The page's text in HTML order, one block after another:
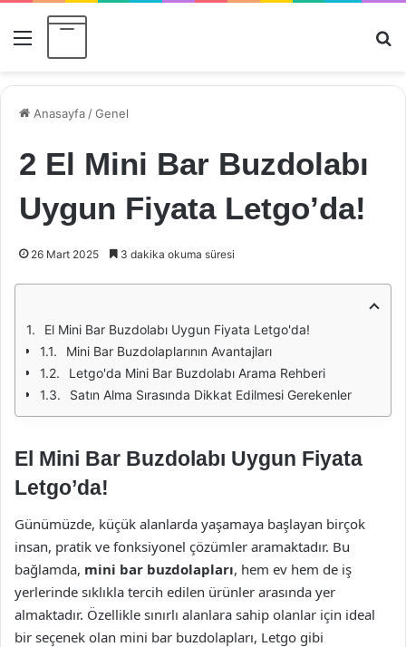
Menü
Anasayfa /Genel
2 El Mini Bar Buzdolabı
Uygun Fiyata Letgo’da!
26 Mart 2025 3 dakika okuma süresi
El Mini Bar Buzdolabı Uygun Fiyata Letgo'da!
Mini Bar Buzdolaplarının Avantajları
Letgo'da Mini Bar Buzdolabı Arama Rehberi
Satın Alma Sırasında Dikkat Edilmesi Gerekenler
El Mini Bar Buzdolabı Uygun Fiyata
Letgo’da!
Günümüzde, küçük alanlarda yaşamaya başlayan birçok
insan, pratik ve fonksiyonel çözümler aramaktadır. Bu
bağlamda, mini bar buzdolapları, hem ev hem de iş
yerlerinde sıklıkla tercih edilen ürünler arasında yer
almaktadır. Özellikle sınırlı alanlara sahip olanlar için ideal
bir seçenek olan mini bar buzdolapları, Letgo gibi